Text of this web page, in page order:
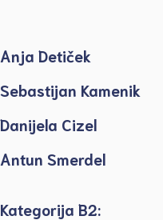
Anja Detiček
Sebastijan Kamenik
Danijela Cizel
Antun Smerdel
Kategorija B2: